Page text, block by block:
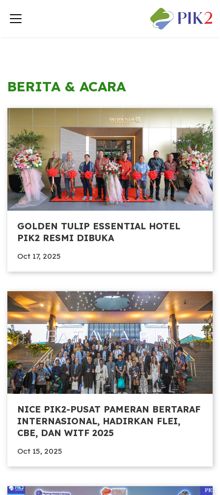
BERITA & ACARA
GOLDEN TULIP ESSENTIAL HOTEL
PIK2 RESMI DIBUKA
Oct 17, 2025
NICE PIK2-PUSAT PAMERAN BERTARAF
INTERNASIONAL, HADIRKAN FLEI,
CBE, DAN WITF 2025
Oct 15, 2025